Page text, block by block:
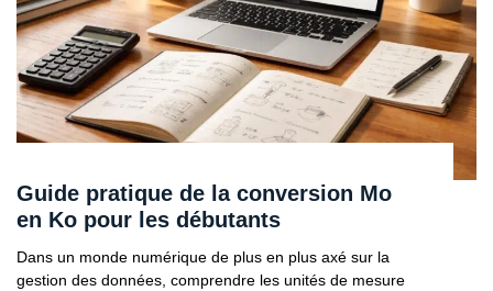
Guide pratique de la conversion Mo
en Ko pour les débutants
Dans un monde numérique de plus en plus axé sur la
gestion des données, comprendre les unités de mesure